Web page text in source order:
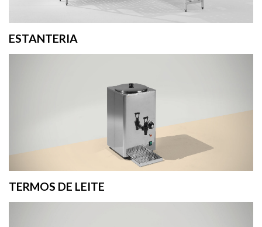
ESTANTERIA
TERMOS DE LEITE